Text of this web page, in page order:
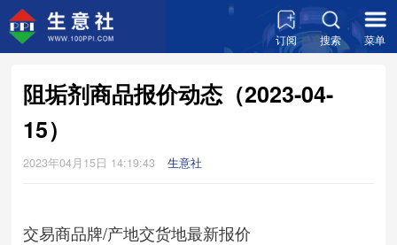
订阅 搜索 菜单
阻垢剂商品报价动态（2023-04-
15）
2023年04月15日 14:19:43 生意社
交易商品牌/产地交货地最新报价